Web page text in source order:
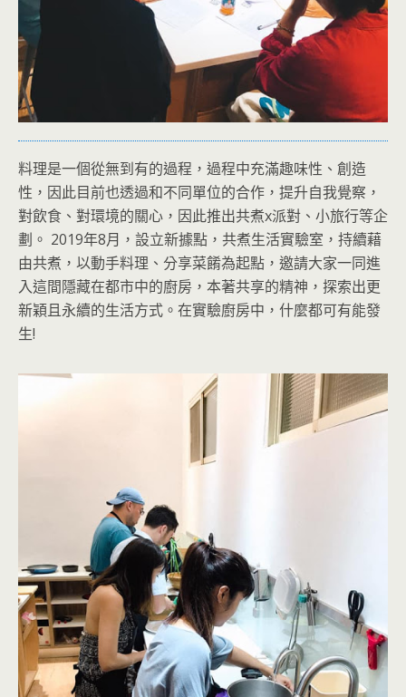
料理是一個從無到有的過程，過程中充滿趣味性、創造
性，因此目前也透過和不同單位的合作，提升自我覺察，
對飲食、對環境的關心，因此推出共煮x派對、小旅行等企
劃。 2019年8月，設立新據點，共煮生活實驗室，持續藉
由共煮，以動手料理、分享菜餚為起點，邀請大家一同進
入這間隱藏在都市中的廚房，本著共享的精神，探索出更
新穎且永續的生活方式。在實驗廚房中，什麼都可有能發
生!